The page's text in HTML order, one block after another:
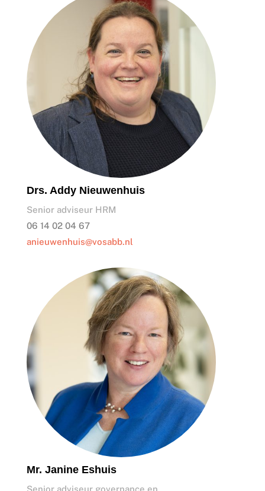
Drs. Addy Nieuwenhuis
Senior adviseur HRM
06 14 02 04 67
anieuwenhuis@vosabb.nl
Mr. Janine Eshuis
Senior adviseur governance en